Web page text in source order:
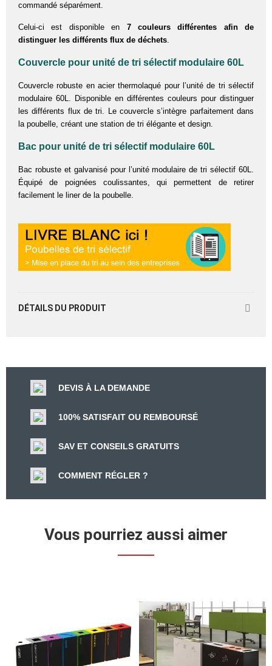
commandé séparément.
Celui-ci est disponible en 7 couleurs différentes afin de
distinguer les différents flux de déchets.
Couvercle pour unité de tri sélectif modulaire 60L
Couvercle robuste en acier thermolaqué pour l’unité de tri sélectif
modulaire 60L. Disponible en différentes couleurs pour distinguer
les différents flux de tri. Le couvercle s’intègre parfaitement dans
la poubelle, créant une station de tri élégante et design.
Bac pour unité de tri sélectif modulaire 60L
Bac robuste et galvanisé pour l’unité modulaire de tri sélectif 60L.
Équipé de poignées coulissantes, qui permettent de retirer
facilement le liner de la poubelle.
DÉTAILS DU PRODUIT
DEVIS À LA DEMANDE
100% SATISFAIT OU REMBOURSÉ
SAV ET CONSEILS GRATUITS
COMMENT RÉGLER ?
Vous pourriez aussi aimer